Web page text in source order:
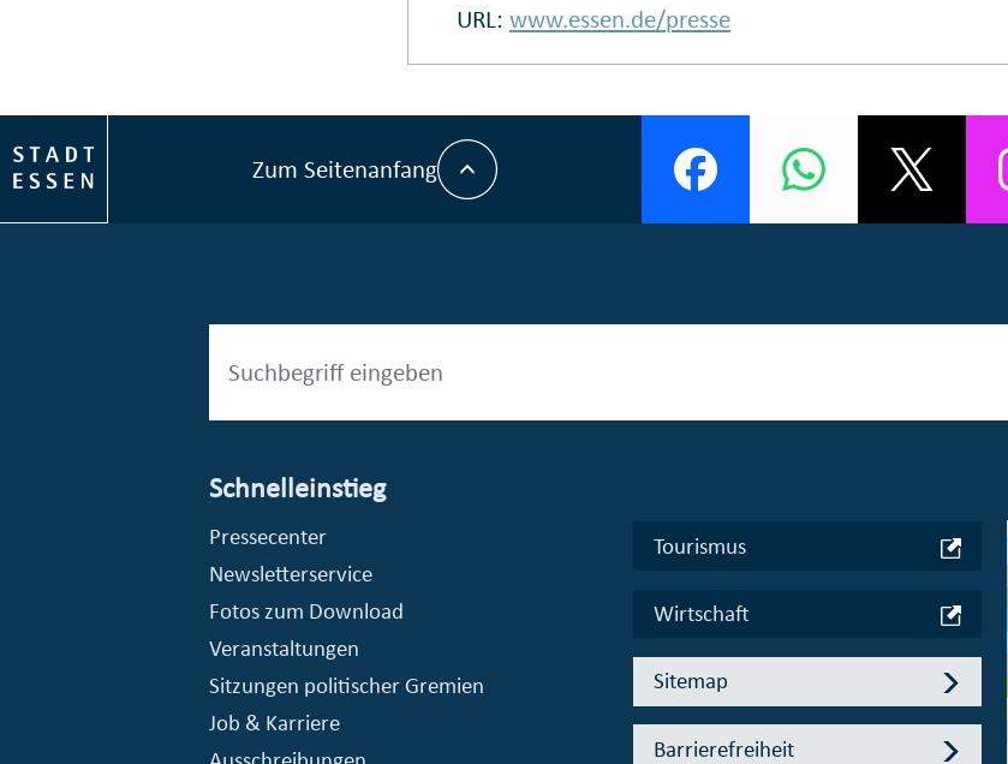
URL:www.essen.de/presse
Zum Seitenanfang
Schnelleinstieg
Pressecenter
Newsletterservice
Fotos zum Download
Veranstaltungen
Sitzungen politischer Gremien
Job & Karriere
Tourismus
Wirtschaft
Sitemap
Barrierefreiheit
© Stadt Essen, Presse- und Kommunikationsamt